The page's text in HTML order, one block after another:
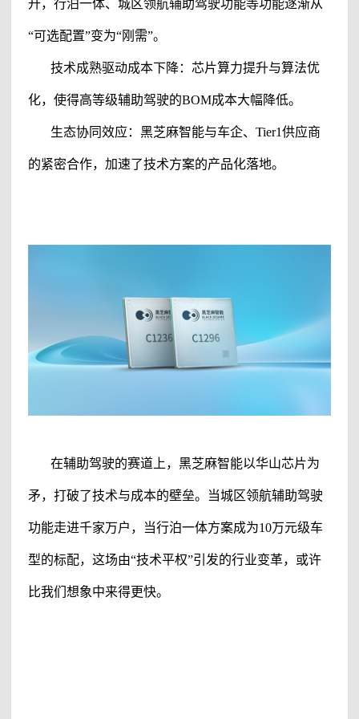
升，行泊一体、城区领航辅助驾驶功能等功能逐渐从
“可选配置”变为“刚需”。
技术成熟驱动成本下降：芯片算力提升与算法优
化，使得高等级辅助驾驶的BOM成本大幅降低。
生态协同效应：黑芝麻智能与车企、Tier1供应商
的紧密合作，加速了技术方案的产品化落地。
在辅助驾驶的赛道上，黑芝麻智能以华山芯片为
矛，打破了技术与成本的壁垒。当城区领航辅助驾驶
功能走进千家万户，当行泊一体方案成为10万元级车
型的标配，这场由“技术平权”引发的行业变革，或许
比我们想象中来得更快。